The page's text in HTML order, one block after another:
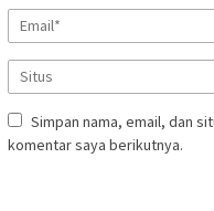
Simpan nama, email, dan
komentar saya berikutnya.